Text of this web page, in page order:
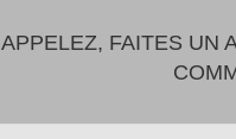
APPELEZ, FAITES UN